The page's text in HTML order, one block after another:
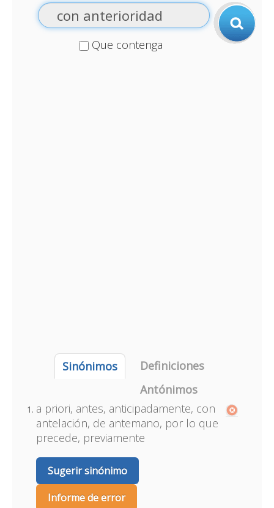
Que contenga
Sinónimos
Definiciones
Antónimos
a priori, antes, anticipadamente, con
antelación, de antemano, por lo que
precede, previamente
Sugerir sinónimo
Informe de error